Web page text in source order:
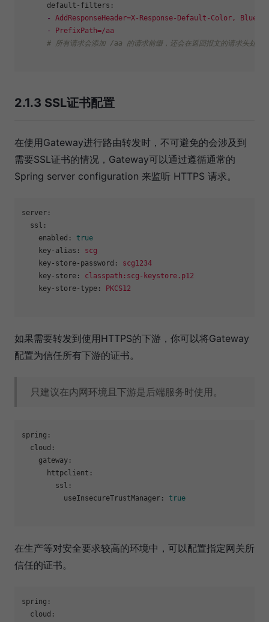
default-filters:
-
AddResponseHeader=X-Response-Default-Color,
Blue
-
PrefixPath=/aa
# 所有请求会添加 /aa 的请求前缀，还会在返回报文的请求头
2.1.3 SSL证书配置
在使用Gateway进行路由转发时，不可避免的会涉及到
需要SSL证书的情况，Gateway可以通过遵循通常的
Spring server configuration 来监听 HTTPS 请求。
server:
ssl:
enabled:
true
key-alias:
scg
key-store-password:
scg1234
key-store:
classpath:scg-keystore.p12
key-store-type:
PKCS12
如果需要转发到使用HTTPS的下游，你可以将Gateway
配置为信任所有下游的证书。
只建议在内网环境且下游是后端服务时使用。
spring:
cloud:
gateway:
httpclient:
ssl:
useInsecureTrustManager:
true
在生产等对安全要求较高的环境中，可以配置指定网关所
信任的证书。
spring:
cloud: